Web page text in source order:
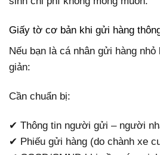
Giấy tờ cơ bản khi gửi hàng
Nếu bạn là cá nhân gửi hàng
giản:
Cần chuẩn bị:
✔ Thông tin người gửi – người
✔ Phiếu gửi hàng (do chành xe